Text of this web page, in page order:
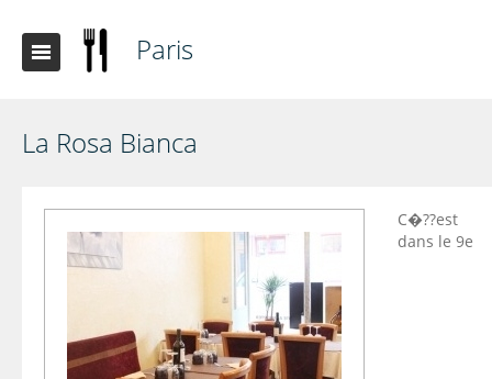
Paris
La Rosa Bianca
C�??est
dans le 9e